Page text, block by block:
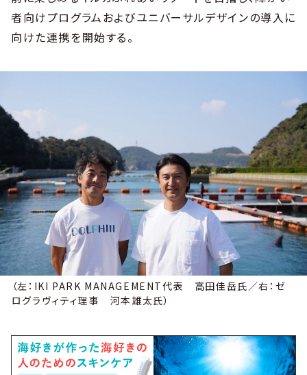
者向けプログラムおよびユニバーサルデザインの導入に
向けた連携を開始する。
（左：IKI PARK MANAGEMENT代表 高田佳岳氏／右：ゼ
ログラヴィティ理事 河本雄太氏）